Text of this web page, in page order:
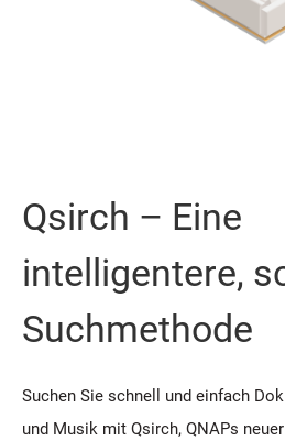
Qsirch – Eine
intelligentere,
Suchmethode
Suchen Sie schnell und einfach
und Musik mit Qsirch, QNAPs